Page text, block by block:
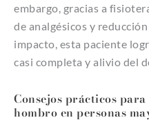
embargo, gracias a
de analgésicos y
impacto, esta paciente
casi completa y alivio del
Consejos prácticos
hombro en personas